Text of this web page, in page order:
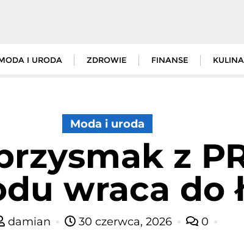
I URODA ZDROWIE FINANSE
Moda i uroda
z
wraca do
damian 30 czerwca, 2026 0